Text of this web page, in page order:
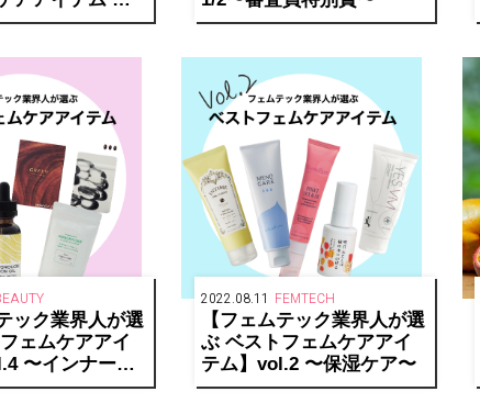
ック業界人が選
ェムケアアイ
〜インナーケ
2022.08.11 FEMTECH
【フェムテック業界人が選
ぶ ベストフェムケアアイ
テム】vol.2 〜保湿ケア〜